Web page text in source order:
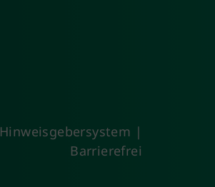
Hinweisgebersystem |
Barrierefrei